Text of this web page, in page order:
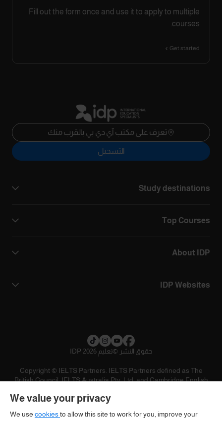
Fill out the form once and use it to apply to multiple
courses.
Get started
تعرف على مكتب آي دي بي بالقرب منك
التسجيل
Study destinations
Top Courses
About IDP
IDP Websites
حقوق النشر ©تعليم IDP 2026
Copyright © IELTS Partners. IELTS Partners defined as The
British Council, IELTS Australia Pty. Ltd. and Cambridge English
We value your privacy
We use cookiesto allow this site to work for you, improve your